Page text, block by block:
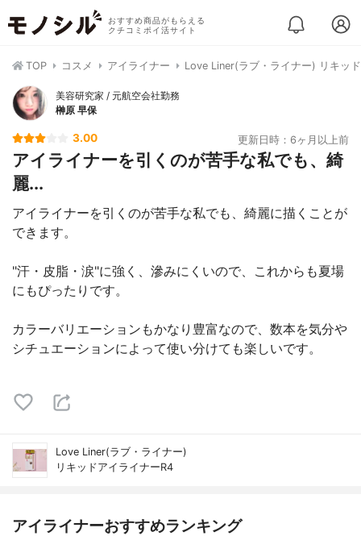
おすすめ商品がもらえる
クチコミポイ活サイト
TOP コスメ アイライナー Love Liner(ラブ・ライナー) リキッ
美容研究家 / 元航空会社勤務
榊原 早保
3.00 更新日時：6ヶ月以上前
アイライナーを引くのが苦手な私でも、綺
麗...
アイライナーを引くのが苦手な私でも、綺麗に描くことが
できます。
"汗・皮脂・涙"に強く、滲みにくいので、これからも夏場
にもぴったりです。
カラーバリエーションもかなり豊富なので、数本を気分や
シチュエーションによって使い分けても楽しいです。
Love Liner(ラブ・ライナー)
リキッドアイライナーR4
アイライナーおすすめランキング